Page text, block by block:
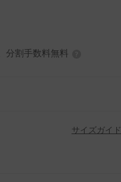
分割手数料無料
サイズガイド